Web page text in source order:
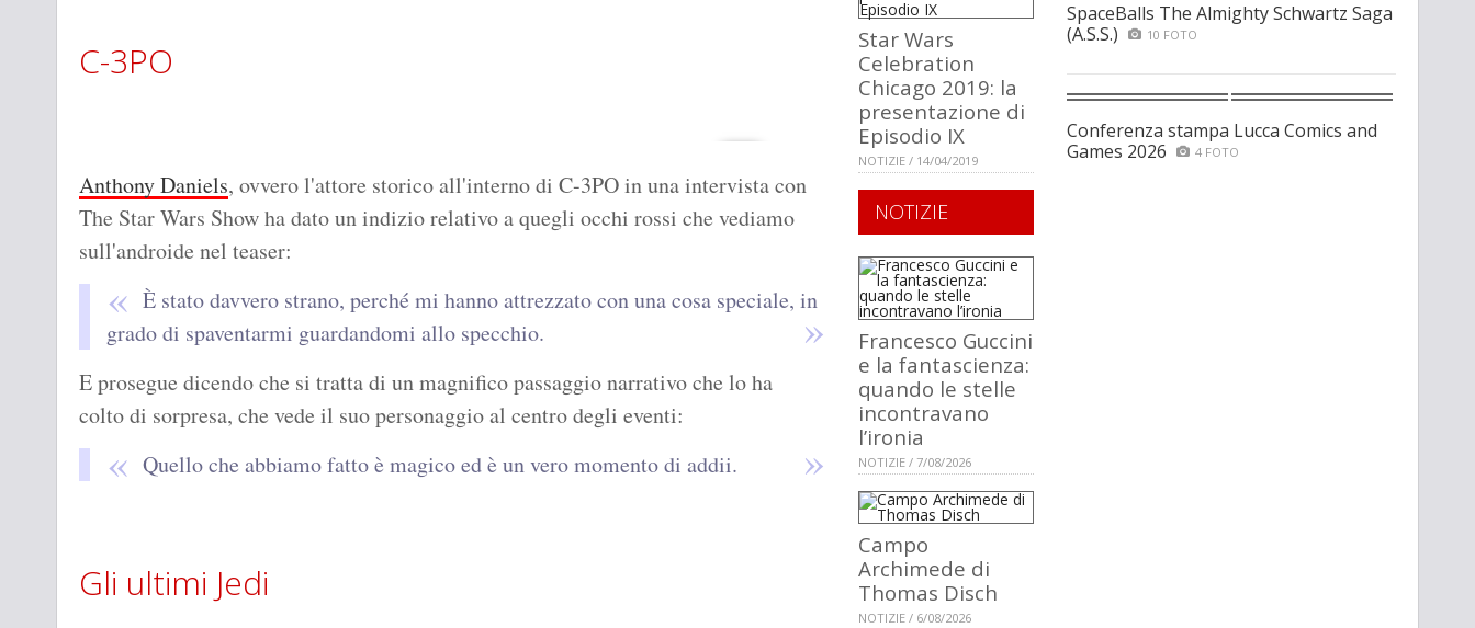
C-3PO
Anthony Daniels, ovvero l'attore storico all'interno di C-3PO in una intervista con
The Star Wars Show ha dato un indizio relativo a quegli occhi rossi che vediamo
sull'androide nel teaser:
È stato davvero strano, perché mi hanno attrezzato con una cosa speciale, in
grado di spaventarmi guardandomi allo specchio.
E prosegue dicendo che si tratta di un magnifico passaggio narrativo che lo ha
colto di sorpresa, che vede il suo personaggio al centro degli eventi:
Quello che abbiamo fatto è magico ed è un vero momento di addii.
Gli ultimi Jedi
Star Wars
Celebration
Chicago 2019: la
presentazione di
Episodio IX
NOTIZIE / 14/04/2019
NOTIZIE
Francesco Guccini
e la fantascienza:
quando le stelle
incontravano
l’ironia
NOTIZIE / 7/08/2026
Campo
Archimede di
Thomas Disch
NOTIZIE / 6/08/2026
SpaceBalls The Almighty Schwartz Saga
(A.S.S.)
10 FOTO
Conferenza stampa Lucca Comics and
Games 2026
4 FOTO